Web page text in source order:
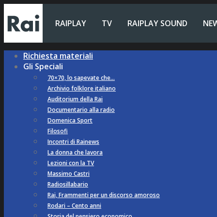
RAIPLAY TV RAIPLAY SOUND
Richiesta materiali
Gli Speciali
70×70, lo sapevate che…
Archivio folklore italiano
Auditorium della Rai
Documentario alla radio
Domenica Sport
Filosofi
Incontri di Rainews
La donna che lavora
Lezioni con la TV
Massimo Castri
Radiosillabario
Rai, Frammenti per un discorso amoroso
Rodari – Cento anni